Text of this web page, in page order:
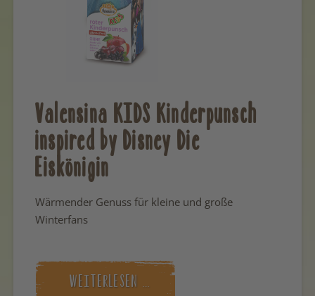
Valensina KIDS Kinderpunsch
inspired by Disney Die
Eiskönigin
Wärmender Genuss für kleine und große
Winterfans
WEITERLESEN …